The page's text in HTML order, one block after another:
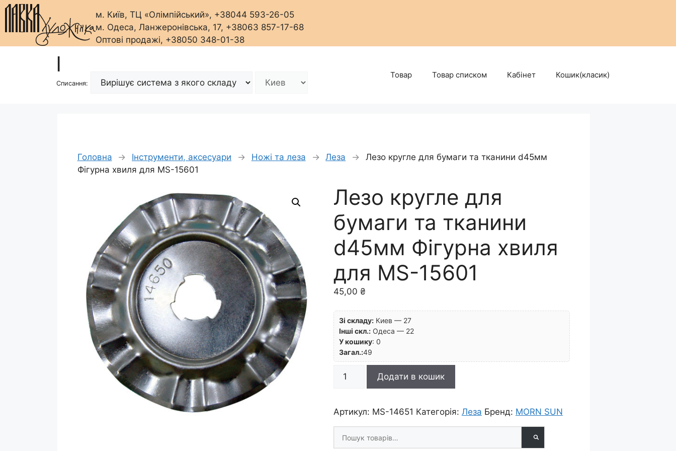
м. Київ, ТЦ «Олімпійський», +38044 593-26-05
м. Одеса, Ланжеронівська, 17, +38063 857-17-68
Оптові продажі, +38050 348-01-38
Списання:
Товар Товар списком Кабінет Кошик(класик)
Головна → Інструменти, аксесуари → Ножі та леза → Леза →
Лезо кругле для бумаги та тканини d45мм
Фігурна хвиля для MS-15601
Лезо кругле для
бумаги та тканини
d45мм Фігурна хвиля
для MS-15601
45,00 ₴
Зі складу: Киев — 27
Інші скл.:Одеса — 22
У кошику: 0
Загал.:49
Лезо
бумаги
тканини
d45мм
Додати в кошик
Артикул: MS-14651 Категорія: Леза Бренд: MORN SUN
Шукати
товари